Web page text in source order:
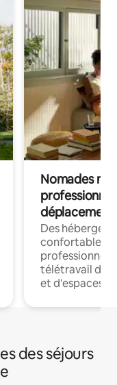
Nomades
déplacement
Des
confortables
professionnels
télétravail
et d'espaces
des séjours